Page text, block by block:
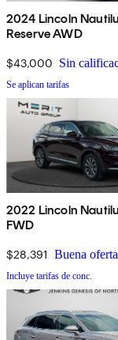
2024 Lincoln
Reserve AWD
$43,000 Sin
Se aplican tarifas
2022 Lincoln
FWD
$28,391 Buena oferta
Incluye tarifas de conc.